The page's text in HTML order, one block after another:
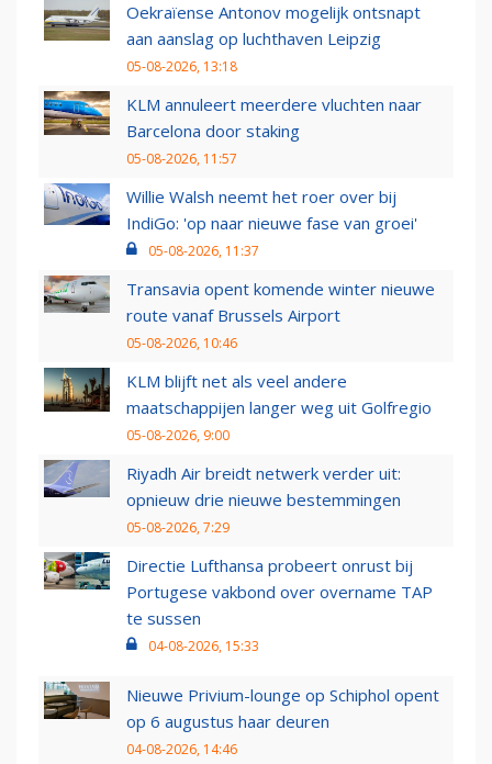
Oekraïense Antonov mogelijk ontsnapt
aan aanslag op luchthaven Leipzig
05-08-2026, 13:18
KLM annuleert meerdere vluchten naar
Barcelona door staking
05-08-2026, 11:57
Willie Walsh neemt het roer over bij
IndiGo: 'op naar nieuwe fase van groei'
05-08-2026, 11:37
Transavia opent komende winter nieuwe
route vanaf Brussels Airport
05-08-2026, 10:46
KLM blijft net als veel andere
maatschappijen langer weg uit Golfregio
05-08-2026, 9:00
Riyadh Air breidt netwerk verder uit:
opnieuw drie nieuwe bestemmingen
05-08-2026, 7:29
Directie Lufthansa probeert onrust bij
Portugese vakbond over overname TAP
te sussen
04-08-2026, 15:33
Nieuwe Privium-lounge op Schiphol opent
op 6 augustus haar deuren
04-08-2026, 14:46